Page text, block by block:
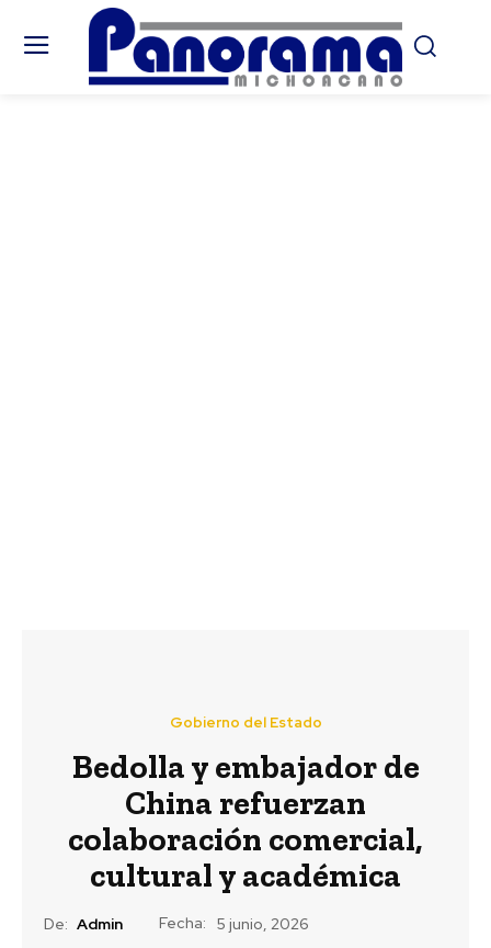
Gobierno del Estado
Bedolla y embajador de
China refuerzan
colaboración comercial,
cultural y académica
De: Admin Fecha: 5 junio, 2026